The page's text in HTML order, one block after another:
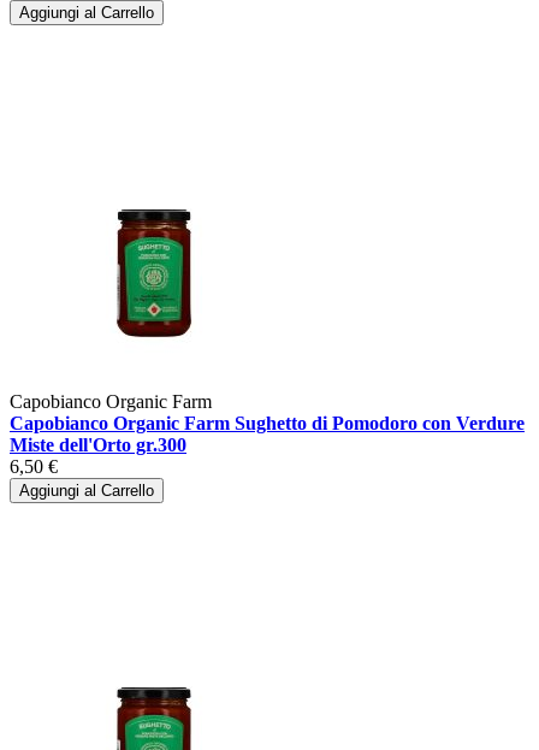
Aggiungi al Carrello
Capobianco Organic Farm
Capobianco Organic Farm Sughetto di Pomodoro con Verdure
Miste dell'Orto gr.300
6,50 €
Aggiungi al Carrello